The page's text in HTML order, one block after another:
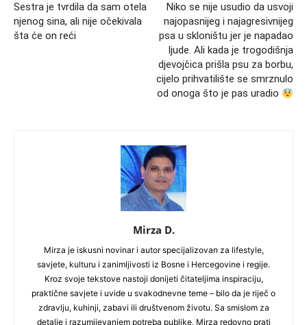
Sestra je tvrdila da sam otela
njenog sina, ali nije očekivala
šta će on reći
Niko se nije usudio da usvoji
najopasnijeg i najagresivnijeg
psa u skloništu jer je napadao
ljude. Ali kada je trogodišnja
djevojčica prišla psu za borbu,
cijelo prihvatilište se smrznulo
od onoga što je pas uradio
Mirza D.
Mirza je iskusni novinar i autor specijalizovan za lifestyle,
savjete, kulturu i zanimljivosti iz Bosne i Hercegovine i regije.
Kroz svoje tekstove nastoji donijeti čitateljima inspiraciju,
praktične savjete i uvide u svakodnevne teme – bilo da je riječ o
zdravlju, kuhinji, zabavi ili društvenom životu. Sa smislom za
detalje i razumijevanjem potreba publike, Mirza redovno prati